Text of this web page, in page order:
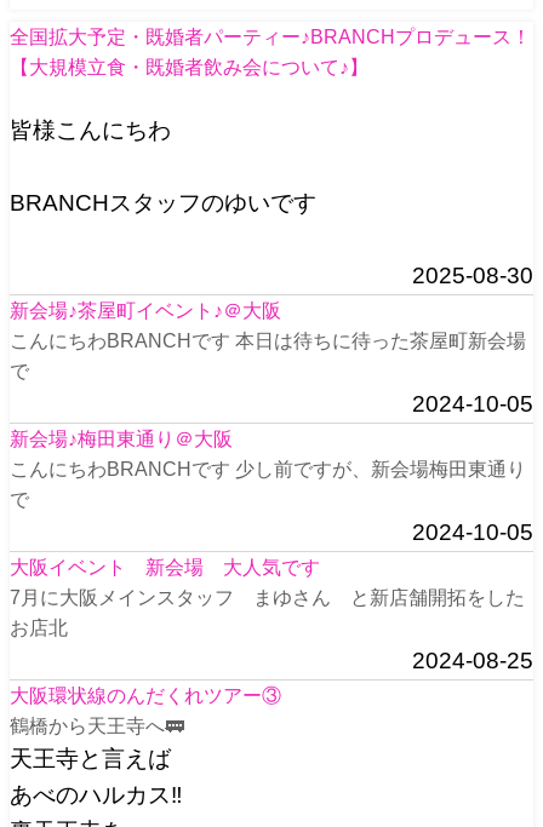
全国拡大予定・既婚者パーティー♪BRANCHプロデュース！
【大規模立食・既婚者飲み会について♪】
皆様こんにちわ
BRANCHスタッフのゆいです
2025-08-30
新会場♪茶屋町イベント♪＠大阪
こんにちわBRANCHです 本日は待ちに待った茶屋町新会場
で
2024-10-05
新会場♪梅田東通り＠大阪
こんにちわBRANCHです 少し前ですが、新会場梅田東通り
で
2024-10-05
大阪イベント 新会場 大人気です
7月に大阪メインスタッフ まゆさん と新店舗開拓をした
お店北
2024-08-25
大阪環状線のんだくれツアー③
鶴橋から天王寺へ🚃
天王寺と言えば
あべのハルカス‼️